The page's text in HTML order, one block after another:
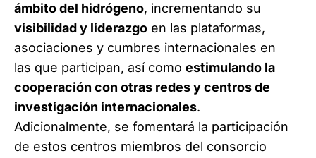
ámbito del hidrógeno, incrementando su
visibilidad y liderazgo en las plataformas,
asociaciones y cumbres internacionales en
las que participan, así como estimulando la
cooperación con otras redes y centros de
investigación internacionales.
Adicionalmente, se fomentará la participación
de estos centros miembros del consorcio